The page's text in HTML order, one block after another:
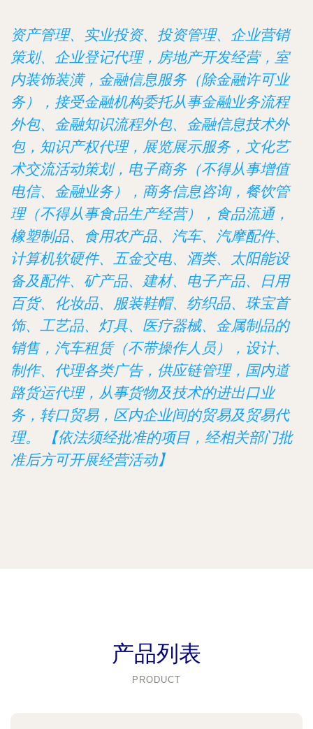
资产管理、实业投资、投资管理、企业营销
策划、企业登记代理，房地产开发经营，室
内装饰装潢，金融信息服务（除金融许可业
务），接受金融机构委托从事金融业务流程
外包、金融知识流程外包、金融信息技术外
包，知识产权代理，展览展示服务，文化艺
术交流活动策划，电子商务（不得从事增值
电信、金融业务），商务信息咨询，餐饮管
理（不得从事食品生产经营），食品流通，
橡塑制品、食用农产品、汽车、汽摩配件、
计算机软硬件、五金交电、酒类、太阳能设
备及配件、矿产品、建材、电子产品、日用
百货、化妆品、服装鞋帽、纺织品、珠宝首
饰、工艺品、灯具、医疗器械、金属制品的
销售，汽车租赁（不带操作人员），设计、
制作、代理各类广告，供应链管理，国内道
路货运代理，从事货物及技术的进出口业
务，转口贸易，区内企业间的贸易及贸易代
理。 【依法须经批准的项目，经相关部门批
准后方可开展经营活动】
产品列表
PRODUCT